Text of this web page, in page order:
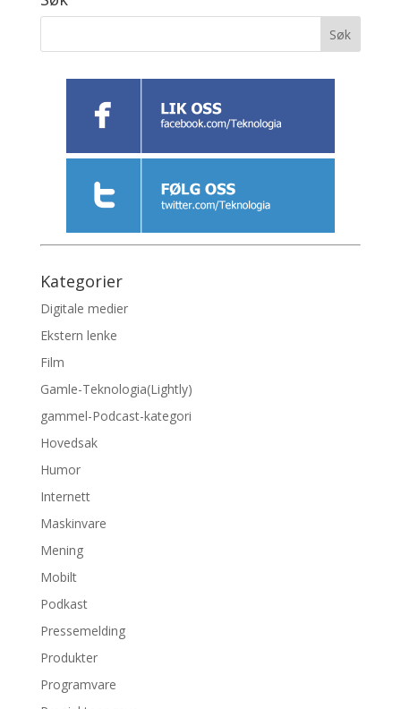
Kategorier
Digitale medier
Ekstern lenke
Film
Gamle-Teknologia(Lightly)
gammel-Podcast-kategori
Hovedsak
Humor
Internett
Maskinvare
Mening
Mobilt
Podkast
Pressemelding
Produkter
Programvare